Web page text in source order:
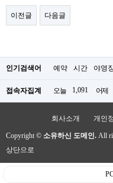
이전글 다음글
인기검색어 예약 시간 야영
접속자집계 오늘 1,091 어제
회사소개 개인
Copyright © 소유하신 도메인. All
상단으로